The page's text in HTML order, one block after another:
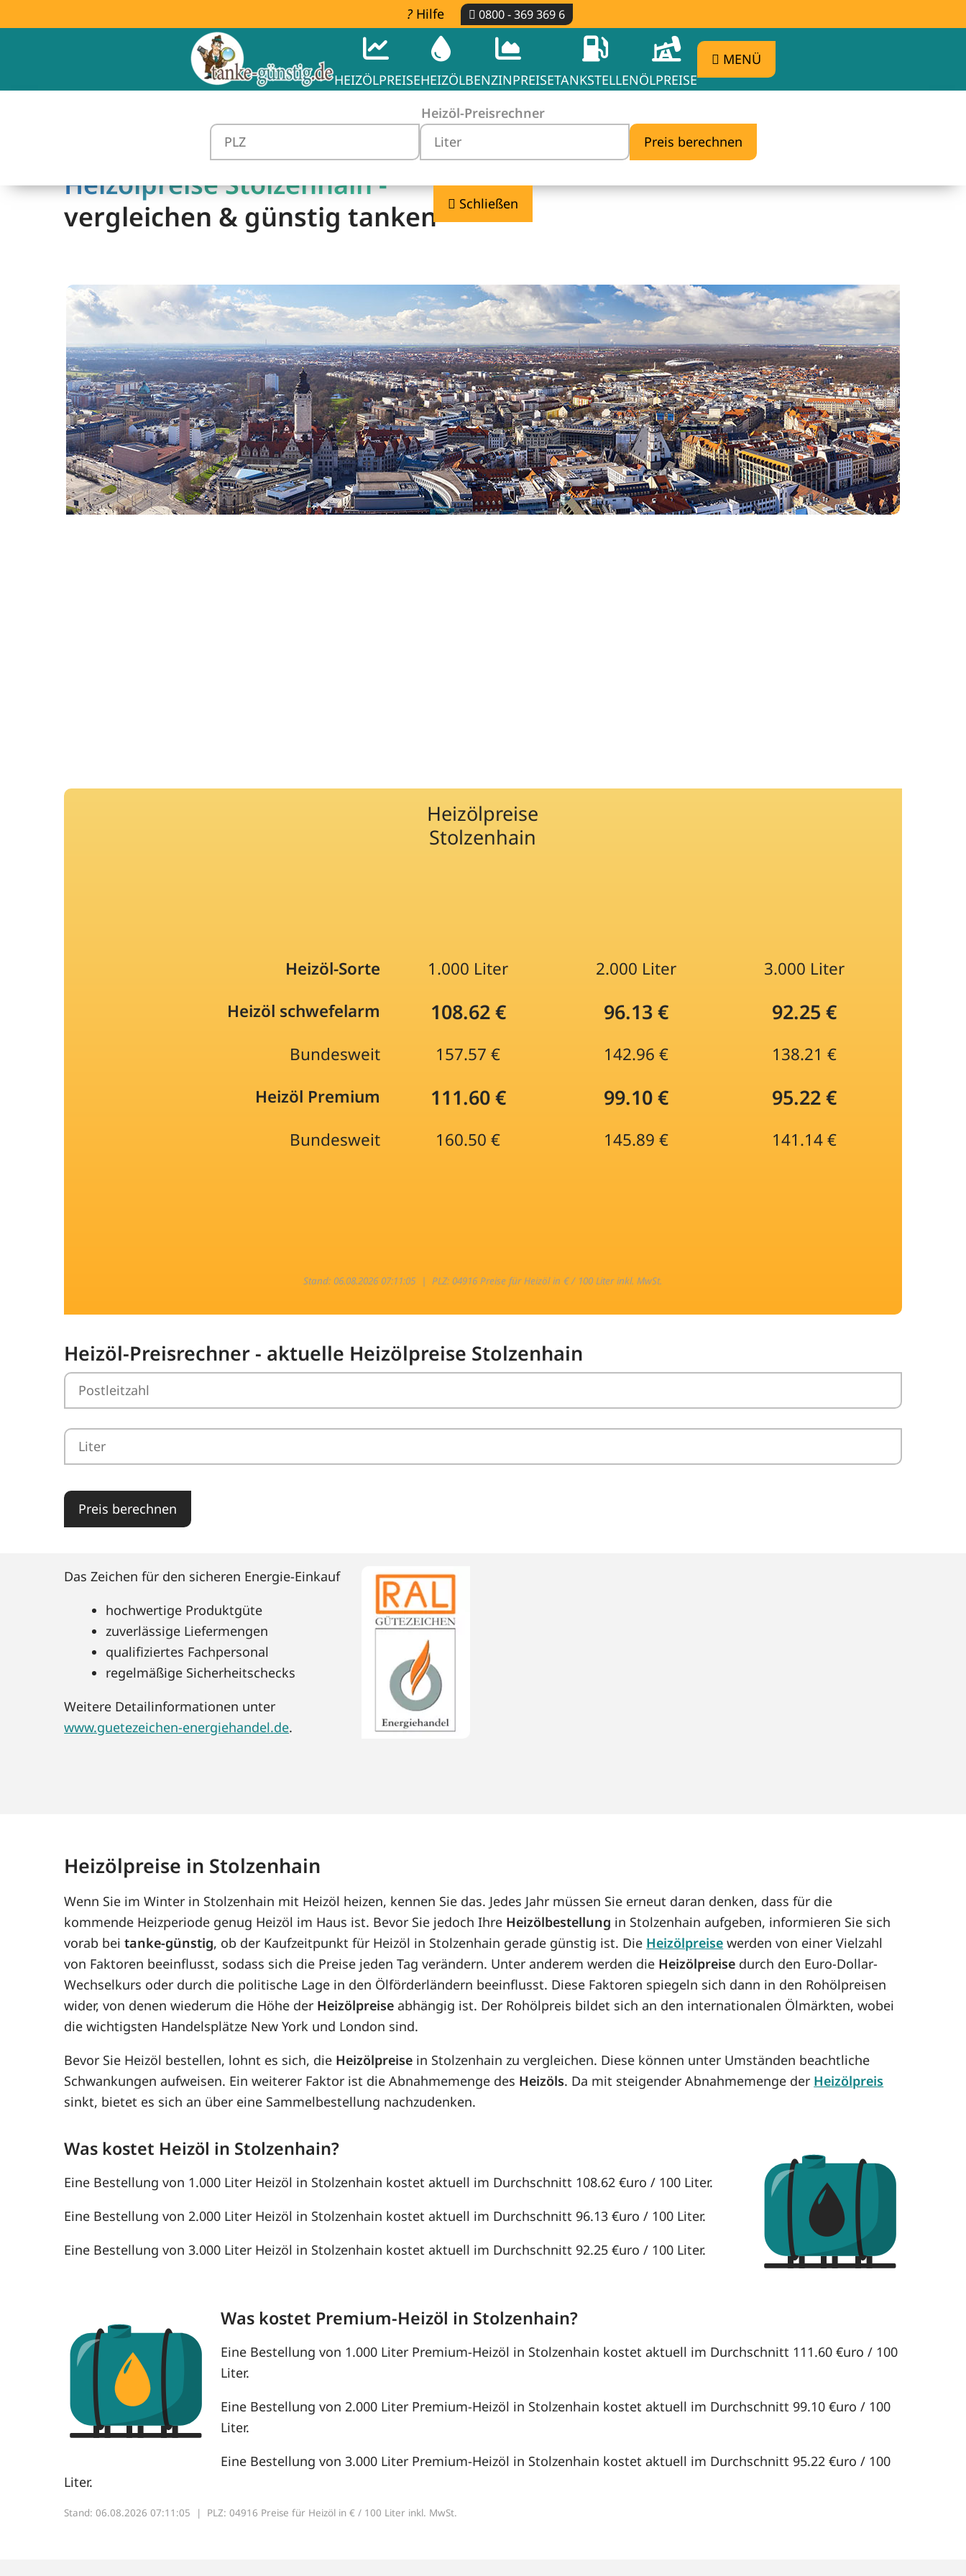
Hilfe 0800 - 369 369 6
HEIZÖLPREISEHEIZÖLBENZINPREISETANKSTELLENÖLPREISE
MENÜ
Heizöl-Preisrechner
Schließen
Heizölpreise Stolzenhain -
vergleichen & günstig tanken
Heizölpreise
Stolzenhain
Heizöl-Sorte 1.000 Liter 2.000 Liter
3.000 Liter
Heizöl schwefelarm
108.62 € 96.13 € 92.25 €
Bundesweit 157.57 € 142.96 €
138.21 €
Heizöl Premium
111.60 € 99.10 € 95.22 €
Bundesweit 160.50 € 145.89 € 141.14 €
Stand: 06.08.2026 07:11:05 |PLZ: 04916 Preise für Heizöl in € / 100 Liter inkl. MwSt.
Heizöl-Preisrechner - aktuelle Heizölpreise Stolzenhain
Preis berechnen
Das Zeichen für den sicheren Energie-Einkauf
hochwertige Produktgüte
zuverlässige Liefermengen
qualifiziertes Fachpersonal
regelmäßige Sicherheitschecks
Weitere Detailinformationen unter
www.guetezeichen-energiehandel.de.
Heizölpreise in Stolzenhain
Wenn Sie im Winter in Stolzenhain mit Heizöl heizen, kennen Sie das. Jedes Jahr müssen Sie erneut daran denken, dass für die
kommende Heizperiode genug Heizöl im Haus ist. Bevor Sie jedoch Ihre Heizölbestellung in Stolzenhain aufgeben, informieren Sie sich
vorab beitanke-günstig, ob der Kaufzeitpunkt für Heizöl in Stolzenhain gerade günstig ist. Die Heizölpreise werden von einer Vielzahl
von Faktoren beeinflusst, sodass sich die Preise jeden Tag verändern. Unter anderem werden die Heizölpreise durch den Euro-Dollar-
Wechselkurs oder durch die politische Lage in den Ölförderländern beeinflusst. Diese Faktoren spiegeln sich dann in den Rohölpreisen
wider, von denen wiederum die Höhe der Heizölpreise abhängig ist. Der Rohölpreis bildet sich an den internationalen Ölmärkten, wobei
die wichtigsten Handelsplätze New York und London sind.
Bevor Sie Heizöl bestellen, lohnt es sich, die Heizölpreise in Stolzenhain zu vergleichen. Diese können unter Umständen beachtliche
Schwankungen aufweisen. Ein weiterer Faktor ist die Abnahmemenge des Heizöls. Da mit steigender Abnahmemenge der Heizölpreis
sinkt, bietet es sich an über eine Sammelbestellung nachzudenken.
Was kostet Heizöl in Stolzenhain?
Eine Bestellung von 1.000 Liter Heizöl in Stolzenhain kostet aktuell im Durchschnitt 108.62 €uro / 100 Liter.
Eine Bestellung von 2.000 Liter Heizöl in Stolzenhain kostet aktuell im Durchschnitt 96.13 €uro / 100 Liter.
Eine Bestellung von 3.000 Liter Heizöl in Stolzenhain kostet aktuell im Durchschnitt 92.25 €uro / 100 Liter.
Was kostet Premium-Heizöl in Stolzenhain?
Eine Bestellung von 1.000 Liter Premium-Heizöl in Stolzenhain kostet aktuell im Durchschnitt 111.60 €uro / 100
Liter.
Eine Bestellung von 2.000 Liter Premium-Heizöl in Stolzenhain kostet aktuell im Durchschnitt 99.10 €uro / 100
Liter.
Eine Bestellung von 3.000 Liter Premium-Heizöl in Stolzenhain kostet aktuell im Durchschnitt 95.22 €uro / 100
Liter.
Stand: 06.08.2026 07:11:05 | PLZ: 04916 Preise für Heizöl in € / 100 Liter inkl. MwSt.